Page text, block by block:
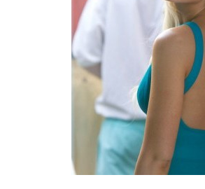
的科幻電影《地心引
外，其他還有最佳Ă